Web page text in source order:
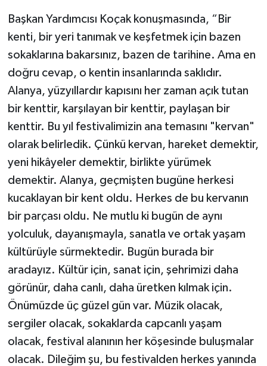
Başkan Yardımcısı Koçak konuşmasında, “Bir
kenti, bir yeri tanımak ve keşfetmek için bazen
sokaklarına bakarsınız, bazen de tarihine. Ama en
doğru cevap, o kentin insanlarında saklıdır.
Alanya, yüzyıllardır kapısını her zaman açık tutan
bir kenttir, karşılayan bir kenttir, paylaşan bir
kenttir. Bu yıl festivalimizin ana temasını "kervan"
olarak belirledik. Çünkü kervan, hareket demektir,
yeni hikâyeler demektir, birlikte yürümek
demektir. Alanya, geçmişten bugüne herkesi
kucaklayan bir kent oldu. Herkes de bu kervanın
bir parçası oldu. Ne mutlu ki bugün de aynı
yolculuk, dayanışmayla, sanatla ve ortak yaşam
kültürüyle sürmektedir. Bugün burada bir
aradayız. Kültür için, sanat için, şehrimizi daha
görünür, daha canlı, daha üretken kılmak için.
Önümüzde üç güzel gün var. Müzik olacak,
sergiler olacak, sokaklarda capcanlı yaşam
olacak, festival alanının her köşesinde buluşmalar
olacak. Dileğim şu, bu festivalden herkes yanında